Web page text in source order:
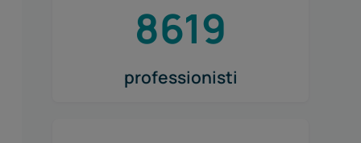
8619
professionisti